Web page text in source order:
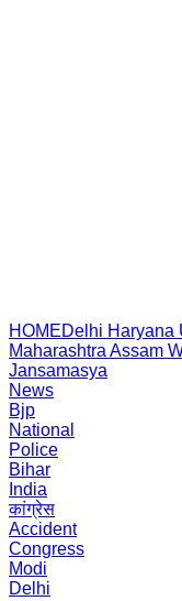
HOMEDelhi Haryana
Maharashtra Assam
Jansamasya
News
Bjp
National
Police
Bihar
India
कांग्रेस
Accident
Congress
Modi
Delhi